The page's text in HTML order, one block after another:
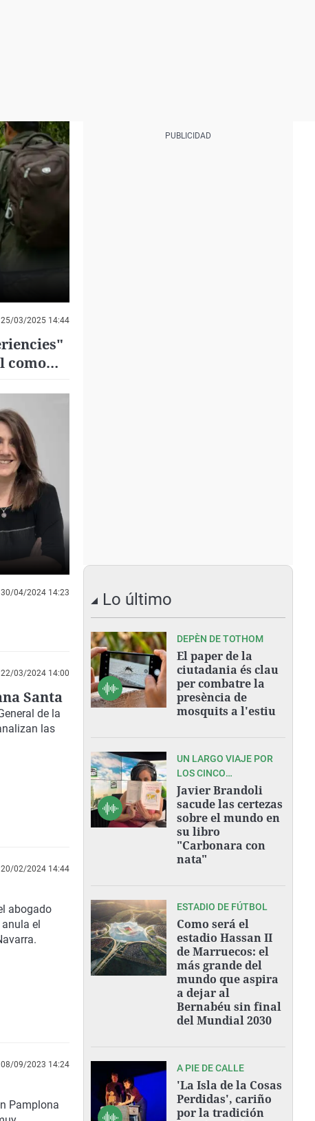
25/03/2025 14:44
como
30/04/2024 14:23
22/03/2024 14:00
Santa
de la
las
20/02/2024 14:44
abogado
el
08/09/2023 14:24
Pamplona
Lo último
DEPÈN DE TOTHOM
El paper de la
ciutadania és clau
per combatre la
presència de
mosquits a l'estiu
UN LARGO VIAJE POR
LOS CINCO
CONTINENTES
Javier Brandoli
sacude las certezas
sobre el mundo en
su libro
"Carbonara con
nata"
ESTADIO DE FÚTBOL
Como será el
estadio Hassan II
de Marruecos: el
más grande del
mundo que aspira
a dejar al
Bernabéu sin final
del Mundial 2030
A PIE DE CALLE
'La Isla de la Cosas
Perdidas', cariño
por la tradición